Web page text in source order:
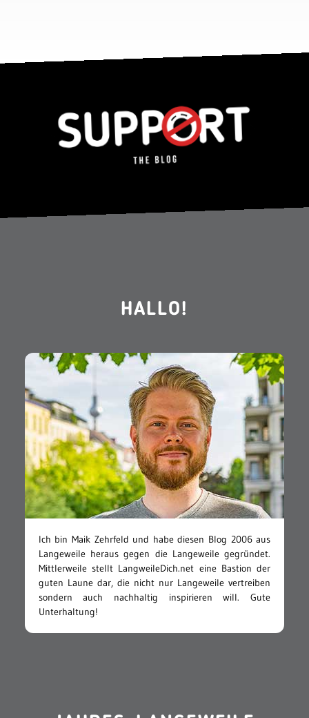
HALLO!
Ich bin Maik Zehrfeld und habe diesen Blog 2006 aus
Langeweile heraus gegen die Langeweile gegründet.
Mittlerweile stellt LangweileDich.net eine Bastion der
guten Laune dar, die nicht nur Langeweile vertreiben
sondern auch nachhaltig inspirieren will. Gute
Unterhaltung!